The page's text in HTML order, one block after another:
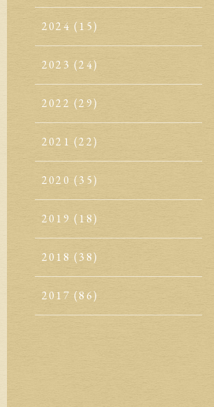
2024 (15)
2023 (24)
2022 (29)
2021 (22)
2020 (35)
2019 (18)
2018 (38)
2017 (86)